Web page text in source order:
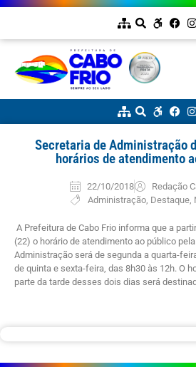
Secretaria de Administração
horários de atendimento
22/10/2018
Redação
Administração, Destaque,
A Prefeitura de Cabo Frio informa que a
(22) o horário de atendimento ao público
Administração será de segunda a quarta-
de quinta e sexta-feira, das 8h30 às 12h. O
parte da tarde desses dois dias será